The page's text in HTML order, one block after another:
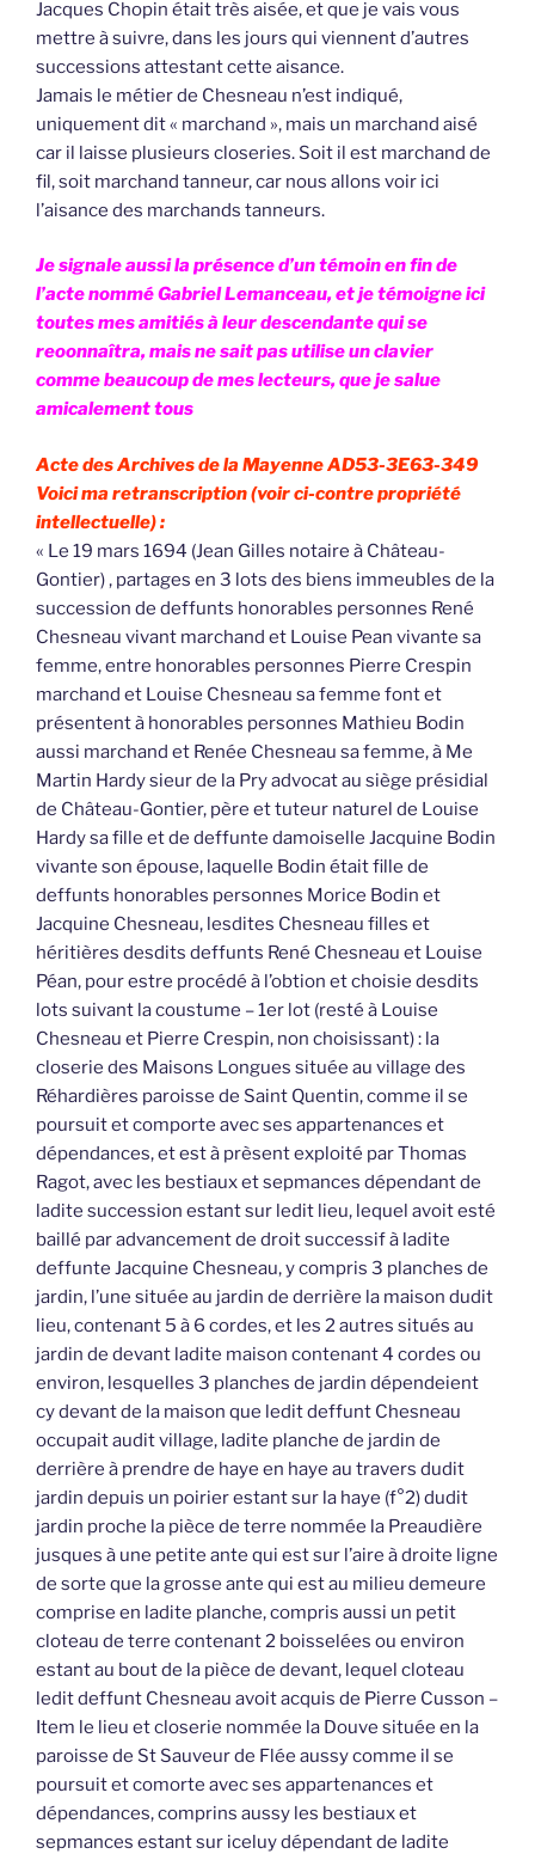
Jacques Chopin était très aisée, et que je vais vous
mettre à suivre, dans les jours qui viennent d’autres
successions attestant cette aisance.
Jamais le métier de Chesneau n’est indiqué,
uniquement dit « marchand », mais un marchand aisé
car il laisse plusieurs closeries. Soit il est marchand de
fil, soit marchand tanneur, car nous allons voir ici
l’aisance des marchands tanneurs.
Je signale aussi la présence d’un témoin en fin de
l’acte nommé Gabriel Lemanceau, et je témoigne ici
toutes mes amitiés à leur descendante qui se
reoonnaîtra, mais ne sait pas utilise un clavier
comme beaucoup de mes lecteurs, que je salue
amicalement tous
Acte des Archives de la Mayenne AD53-3E63-349
Voici ma retranscription (voir ci-contre propriété
intellectuelle) :
« Le 19 mars 1694 (Jean Gilles notaire à Château-
Gontier) , partages en 3 lots des biens immeubles de la
succession de deffunts honorables personnes René
Chesneau vivant marchand et Louise Pean vivante sa
femme, entre honorables personnes Pierre Crespin
marchand et Louise Chesneau sa femme font et
présentent à honorables personnes Mathieu Bodin
aussi marchand et Renée Chesneau sa femme, à Me
Martin Hardy sieur de la Pry advocat au siège présidial
de Château-Gontier, père et tuteur naturel de Louise
Hardy sa fille et de deffunte damoiselle Jacquine Bodin
vivante son épouse, laquelle Bodin était fille de
deffunts honorables personnes Morice Bodin et
Jacquine Chesneau, lesdites Chesneau filles et
héritières desdits deffunts René Chesneau et Louise
Péan, pour estre procédé à l’obtion et choisie desdits
lots suivant la coustume – 1er lot (resté à Louise
Chesneau et Pierre Crespin, non choisissant) : la
closerie des Maisons Longues située au village des
Réhardières paroisse de Saint Quentin, comme il se
poursuit et comporte avec ses appartenances et
dépendances, et est à prèsent exploité par Thomas
Ragot, avec les bestiaux et sepmances dépendant de
ladite succession estant sur ledit lieu, lequel avoit esté
baillé par advancement de droit successif à ladite
deffunte Jacquine Chesneau, y compris 3 planches de
jardin, l’une située au jardin de derrière la maison dudit
lieu, contenant 5 à 6 cordes, et les 2 autres situés au
jardin de devant ladite maison contenant 4 cordes ou
environ, lesquelles 3 planches de jardin dépendeient
cy devant de la maison que ledit deffunt Chesneau
occupait audit village, ladite planche de jardin de
derrière à prendre de haye en haye au travers dudit
jardin depuis un poirier estant sur la haye (f°2) dudit
jardin proche la pièce de terre nommée la Preaudière
jusques à une petite ante qui est sur l’aire à droite ligne
de sorte que la grosse ante qui est au milieu demeure
comprise en ladite planche, compris aussi un petit
cloteau de terre contenant 2 boisselées ou environ
estant au bout de la pièce de devant, lequel cloteau
ledit deffunt Chesneau avoit acquis de Pierre Cusson –
Item le lieu et closerie nommée la Douve située en la
paroisse de St Sauveur de Flée aussy comme il se
poursuit et comorte avec ses appartenances et
dépendances, comprins aussy les bestiaux et
sepmances estant sur iceluy dépendant de ladite